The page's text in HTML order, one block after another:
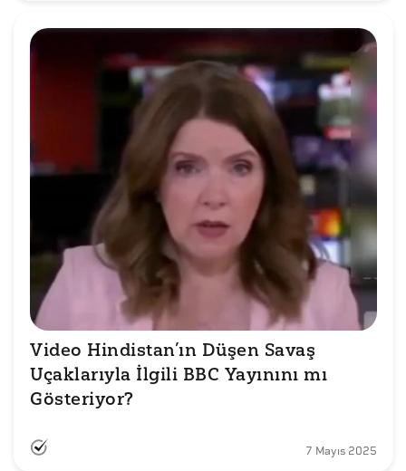
Video Hindistan’ın Düşen Savaş
Uçaklarıyla İlgili BBC Yayınını mı
Gösteriyor?
7 Mayıs 2025